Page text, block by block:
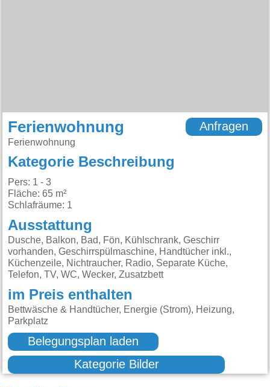
Ferienwohnung
Ferienwohnung
Anfragen
Kategorie Beschreibung
Pers: 1 - 3
Fläche: 65 m²
Schlafräume: 1
Ausstattung
Dusche, Balkon, Bad, Fön, Kühlschrank, Geschirr
vorhanden, Geschirrspülmaschine, Handtücher inkl.,
Küchenzeile, Nichtraucher, Radio, Separate Küche,
Telefon, TV, WC, Wecker, Zusatzbett
im Preis enthalten
Bettwäsche & Handtücher, Energie (Strom), Heizung,
Parkplatz
Belegungsplan laden
Kategorie Bilder